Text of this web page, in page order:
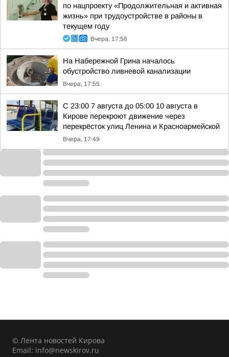
по нацпроекту «Продолжительная и активная
жизнь» при трудоустройстве в районы в
текущем году
Вчера, 17:58
На Набережной Грина началось
обустройство ливневой канализации
Вчера, 17:55
С 23:00 7 августа до 05:00 10 августа в
Кирове перекроют движение через
перекрёсток улиц Ленина и Красноармейской
Вчера, 17:49
© Лента новостей Кирова
Email: info@newskirov.ru